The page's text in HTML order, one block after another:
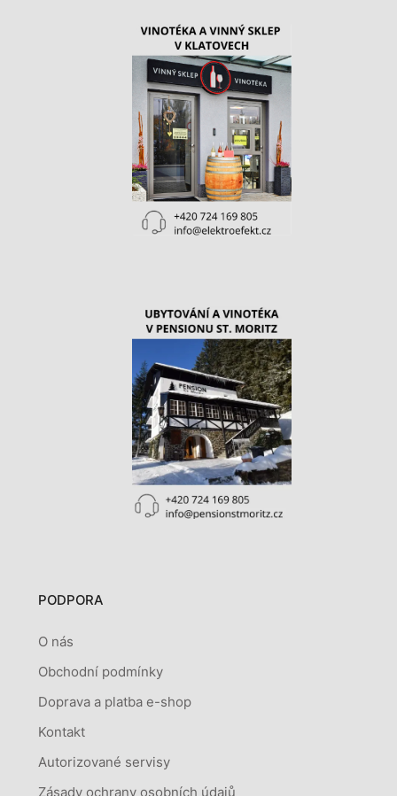
PODPORA
O nás
Obchodní podmínky
Doprava a platba e-shop
Kontakt
Autorizované servisy
Zásady ochrany osobních údajů